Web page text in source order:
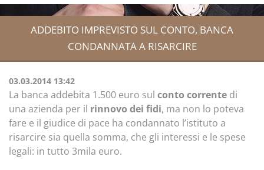
ADDEBITO IMPREVISTO SUL CONTO, BANCA
CONDANNATA A RISARCIRE
03.03.2014 13:42
La banca addebita 1.500 euro sul conto corrente di
una azienda per il rinnovo dei fidi, ma non lo poteva
fare e il giudice di pace ha condannato l’istituto a
risarcire sia quella somma, che gli interessi e le spese
legali: in tutto 3mila euro.